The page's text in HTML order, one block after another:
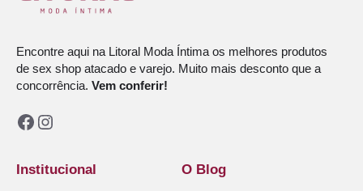
Encontre aqui na Litoral Moda Íntima os melhores produtos
de sex shop atacado e varejo. Muito mais desconto que a
concorrência. Vem conferir!
Facebook
Instagram
Institucional O Blog